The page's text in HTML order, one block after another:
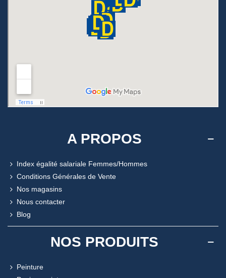
A PROPOS
Index égalité salariale Femmes/Hommes
Conditions Générales de Vente
Nos magasins
Nous contacter
Blog
NOS PRODUITS
Peinture